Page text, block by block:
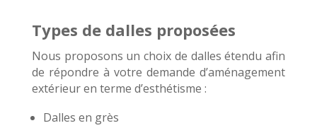
Types de dalles proposées
Nous proposons un choix de dalles étendu afin
de répondre à votre demande d’aménagement
extérieur en terme d’esthétisme :
Dalles en grès